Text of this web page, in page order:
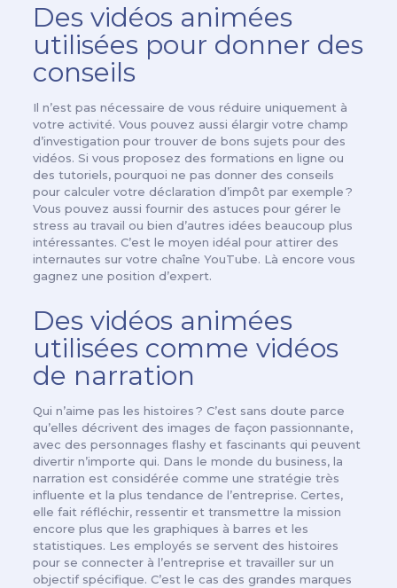
Des vidéos animées
utilisées pour donner des
conseils
Il n’est pas nécessaire de vous réduire uniquement à
votre activité. Vous pouvez aussi élargir votre champ
d’investigation pour trouver de bons sujets pour des
vidéos. Si vous proposez des formations en ligne ou
des tutoriels, pourquoi ne pas donner des conseils
pour calculer votre déclaration d’impôt par exemple ?
Vous pouvez aussi fournir des astuces pour gérer le
stress au travail ou bien d’autres idées beaucoup plus
intéressantes. C’est le moyen idéal pour attirer des
internautes sur votre chaîne YouTube. Là encore vous
gagnez une position d’expert.
Des vidéos animées
utilisées comme vidéos
de narration
Qui n’aime pas les histoires ? C’est sans doute parce
qu’elles décrivent des images de façon passionnante,
avec des personnages flashy et fascinants qui peuvent
divertir n’importe qui. Dans le monde du business, la
narration est considérée comme une stratégie très
influente et la plus tendance de l’entreprise. Certes,
elle fait réfléchir, ressentir et transmettre la mission
encore plus que les graphiques à barres et les
statistiques. Les employés se servent des histoires
pour se connecter à l’entreprise et travailler sur un
objectif spécifique. C’est le cas des grandes marques